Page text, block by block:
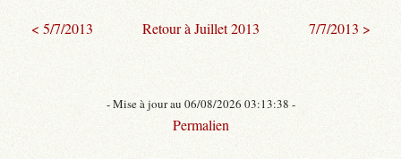
< 5/7/2013 Retour à Juillet 2013 7/7/2013 >
- Mise à jour au 06/08/2026 03:13:38 -
Permalien